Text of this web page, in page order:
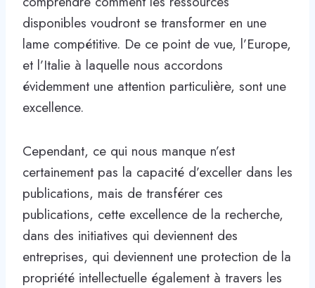
disponibles voudront se transformer en une
lame compétitive. De ce point de vue, l’Europe,
et l’Italie à laquelle nous accordons
évidemment une attention particulière, sont une
excellence.
Cependant, ce qui nous manque n’est
certainement pas la capacité d’exceller dans les
publications, mais de transférer ces
publications, cette excellence de la recherche,
dans des initiatives qui deviennent des
entreprises, qui deviennent une protection de la
propriété intellectuelle également à travers les